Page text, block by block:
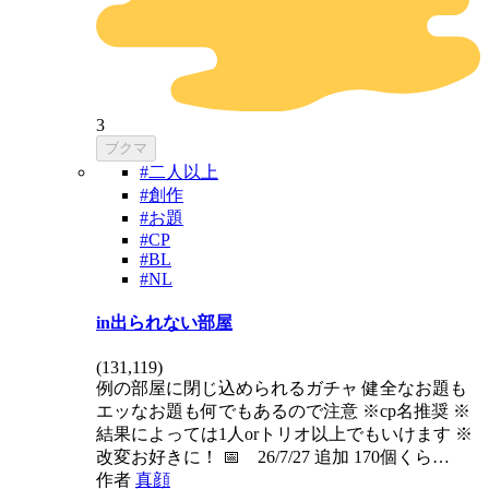
3
ブクマ
#二人以上
#創作
#お題
#CP
#BL
#NL
in出られない部屋
(131,119)
例の部屋に閉じ込められるガチャ 健全なお題も
エッなお題も何でもあるので注意 ※cp名推奨 ※
結果によっては1人orトリオ以上でもいけます ※
改変お好きに！ 📅 26/7/27 追加 170個くら…
作者 真顔